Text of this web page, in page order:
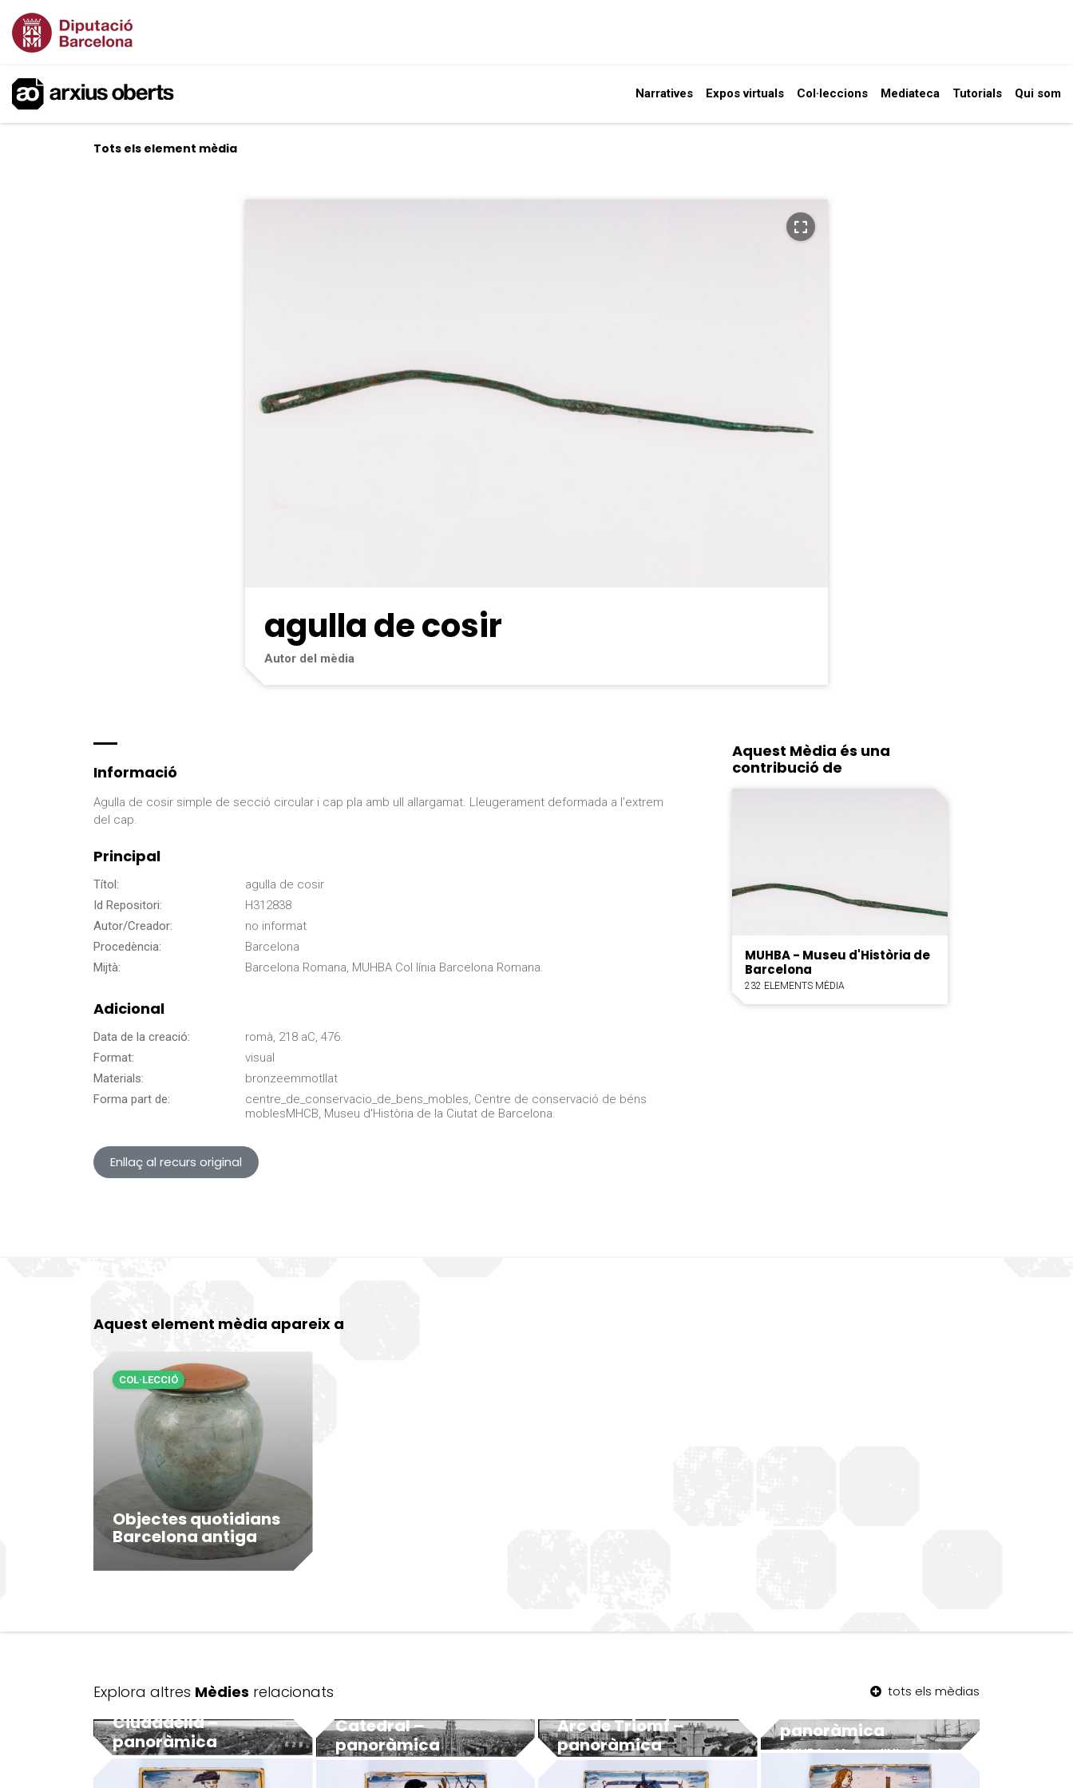
Narratives Expos virtuals Col·leccions Mediateca Tutorials Qui som
Tots els element mèdia
agulla de cosir
Autor del mèdia
Informació
Agulla de cosir simple de secció circular i cap pla amb ull allargamat. Lleugerament deformada a l’extrem
del cap.
Principal
Títol:
agulla de cosir
Id Repositori:
H312838
Autor/Creador:
no informat
Procedència:
Barcelona
Mijtà:
Barcelona Romana, MUHBA Col línia Barcelona Romana.
Adicional
Data de la creació:
romà, 218 aC, 476.
Format:
visual
Materials:
bronzeemmotllat
Forma part de:
centre_de_conservacio_de_bens_mobles, Centre de conservació de béns
moblesMHCB, Museu d'Història de la Ciutat de Barcelona.
Enllaç al recurs original
Aquest Mèdia és una
contribució de
MUHBA - Museu d'Història de
Barcelona
232 ELEMENTS MÈDIA
Aquest element mèdia apareix a
Objectes quotidians
Barcelona antiga
COL·LECCIÓ
Explora altres Mèdies relacionats tots els mèdias
Ciudadella –
panoràmica
Catedral –
panoràmica
Arc de Triomf –
panoràmica
panoràmica
MUHBA - Museu d'Història de Barcelona